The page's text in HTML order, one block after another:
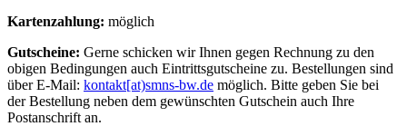
Kartenzahlung: möglich
Gutscheine: Gerne schicken wir Ihnen gegen Rechnung zu den
obigen Bedingungen auch Eintrittsgutscheine zu. Bestellungen sind
über E-Mail: kontakt[at)smns-bw.de möglich. Bitte geben Sie bei
der Bestellung neben dem gewünschten Gutschein auch Ihre
Postanschrift an.